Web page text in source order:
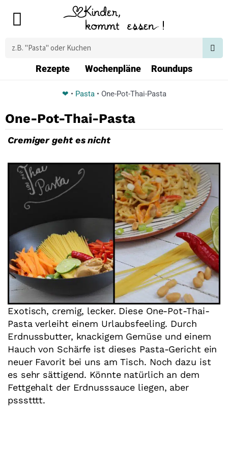
Main
Suche
Rezepte Wochenpläne Roundups
❤ • Pasta• One-Pot-Thai-Pasta
One-Pot-Thai-Pasta
Cremiger geht es nicht
Exotisch, cremig, lecker. Diese One-Pot-Thai-
Pasta verleiht einem Urlaubsfeeling. Durch
Erdnussbutter, knackigem Gemüse und einem
Hauch von Schärfe ist dieses Pasta-Gericht ein
neuer Favorit bei uns am Tisch. Noch dazu ist
es sehr sättigend. Könnte natürlich an dem
Fettgehalt der Erdnusssauce liegen, aber
pssstttt.